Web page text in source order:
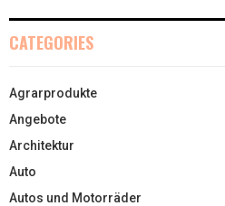
CATEGORIES
Agrarprodukte
Angebote
Architektur
Auto
Autos und Motorräder